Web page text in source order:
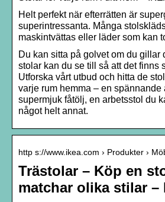
Helt perfekt när efterrätten är
superintressanta. Många
maskintvättas eller läder som kan
Du kan sitta på golvet om du gillar
stolar kan du se till så att det finns
Utforska vårt utbud och hitta de
varje rum hemma – en spännande
supermjuk fåtölj, en arbetsstol du
något helt annat.
http s://www.ikea.com › Produkter ›
Trästolar – Köp en
matchar olika stilar –